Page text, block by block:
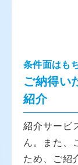
条件面はも
ご納得い
紹介
紹介サービ
ん。また、
ため、ご紹